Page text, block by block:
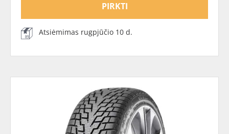
PIRKTI
Atsiėmimas rugpjūčio 10 d.